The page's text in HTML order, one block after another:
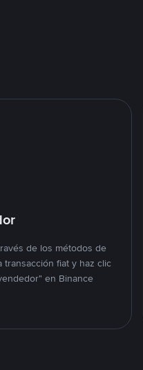
de los métodos de
transacción fiat y haz clic
en Binance